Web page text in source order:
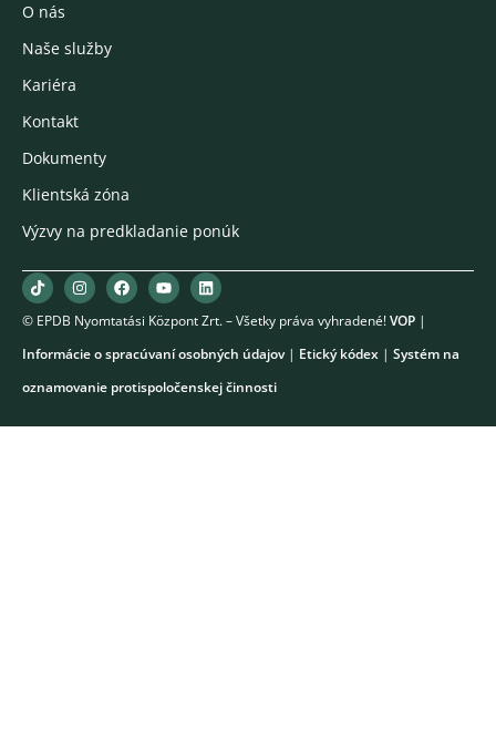
O nás
Naše služby
Kariéra
Kontakt
Dokumenty
Klientská zóna
Výzvy na predkladanie ponúk
© EPDB Nyomtatási Központ Zrt. – Všetky práva vyhradené!VOP |
Informácie o spracúvaní osobných údajov| Etický kódex | Systém na
oznamovanie protispoločenskej činnosti